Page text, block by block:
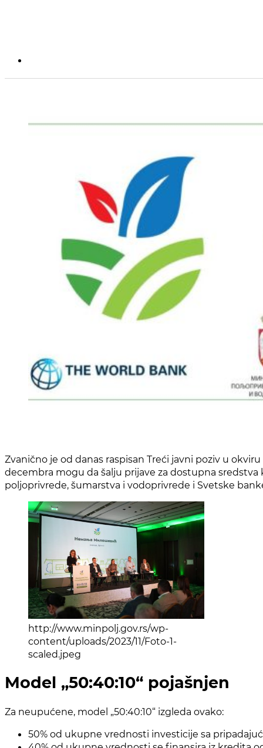
Zvanično je od danas raspisan Treći javni poziv u
decembra mogu da šalju prijave za dostupna
poljoprivrede, šumarstva i vodoprivrede i Svetske
http://www.minpolj.gov.rs/wp-
content/uploads/2023/11/Foto-1-
scaled.jpeg
Model „50:40:10“ pojašnjen
Za neupućene, model „50:40:10“ izgleda ovako:
50% od ukupne vrednosti investicije sa